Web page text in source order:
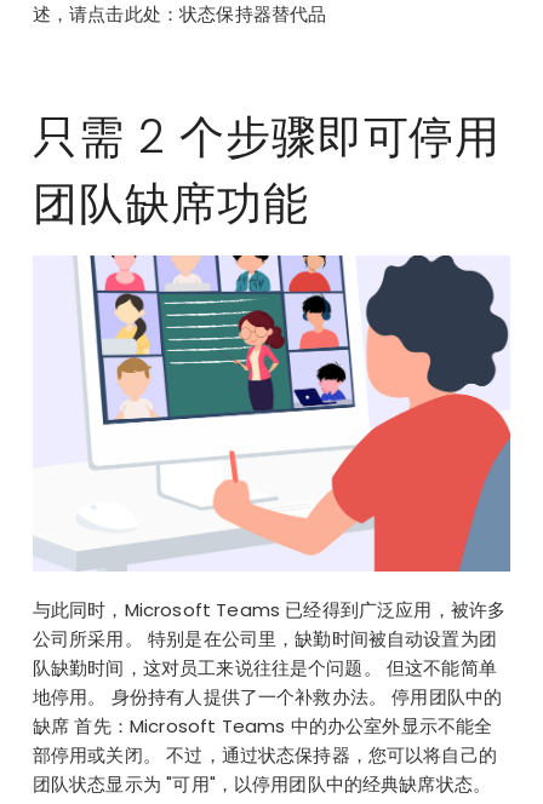
述，请点击此处：状态保持器替代品
只需 2 个步骤即可停用
团队缺席功能
与此同时，Microsoft Teams 已经得到广泛应用，被许多
公司所采用。 特别是在公司里，缺勤时间被自动设置为团
队缺勤时间，这对员工来说往往是个问题。 但这不能简单
地停用。 身份持有人提供了一个补救办法。 停用团队中的
缺席 首先：Microsoft Teams 中的办公室外显示不能全
部停用或关闭。 不过，通过状态保持器，您可以将自己的
团队状态显示为 "可用"，以停用团队中的经典缺席状态。